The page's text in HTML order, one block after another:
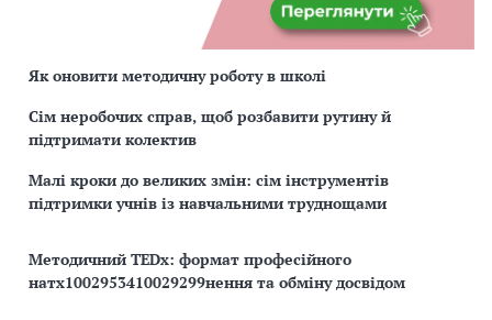
Як оновити методичну роботу в школі
Сім неробочих справ, щоб розбавити рутину й
підтримати колектив
Малі кроки до великих змін: сім інструментів
підтримки учнів із навчальними труднощами
Методичний TEDx: формат професійного
натх1002953410029299нення та обміну досвідом